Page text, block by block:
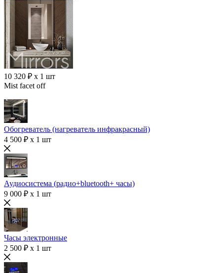
10 320 ₽ x 1 шт
Mist facet off
Обогреватель (нагреватель инфракрасный)
4 500 ₽ x 1 шт
Аудиосистема (радио+bluetooth+ часы)
9 000 ₽ x 1 шт
Часы электронные
2 500 ₽ x 1 шт